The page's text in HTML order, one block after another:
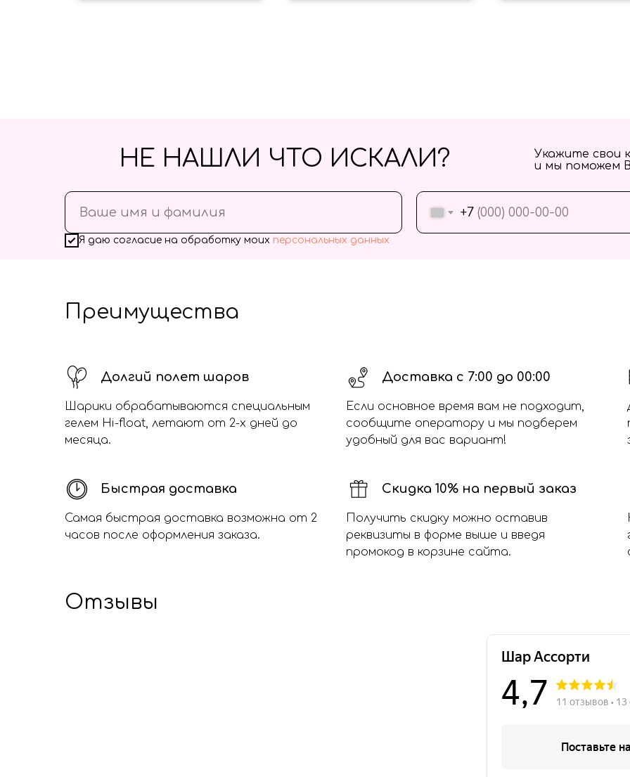
+7
Я даю согласие на обработку моих персональных данных
НЕ НАШЛИ ЧТО ИСКАЛИ?
Укажите свои
и мы поможем
Преимущества
Долгий полет шаров
Шарики обрабатываются специальным
гелем Hi-float, летают от 2-х дней до
месяца.
Доставка с 7:00 до 00:00
Если основное время вам не подходит,
сообщите оператору и мы подберем
удобный для вас вариант!
Быстрая доставка
Самая быстрая доставка возможна от 2
часов после оформления заказа.
Скидка 10% на первый заказ
Получить скидку можно оставив
реквизиты в форме выше и введя
промокод в корзине сайта.
Отзывы